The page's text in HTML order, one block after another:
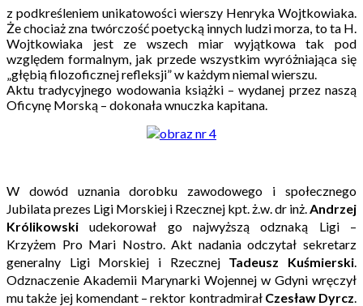
z podkreśleniem unikatowości wierszy Henryka Wojtkowiaka.
Że chociaż zna twórczość poetycką innych ludzi morza, to ta H.
Wojtkowiaka jest ze wszech miar wyjątkowa tak pod
względem formalnym, jak przede wszystkim wyróżniająca się
„głębią filozoficznej refleksji” w każdym niemal wierszu.
Aktu tradycyjnego wodowania książki – wydanej przez naszą
Oficynę Morską – dokonała wnuczka kapitana.
W dowód uznania dorobku zawodowego i społecznego
Jubilata prezes Ligi Morskiej i Rzecznej kpt. ż.w. dr inż.Andrzej
Królikowski udekorował go najwyższą odznaką Ligi –
Krzyżem Pro Mari Nostro. Akt nadania odczytał sekretarz
generalny Ligi Morskiej i Rzecznej Tadeusz Kuśmierski.
Odznaczenie Akademii Marynarki Wojennej w Gdyni wręczył
mu także jej komendant – rektor kontradmirałCzesław Dyrcz.